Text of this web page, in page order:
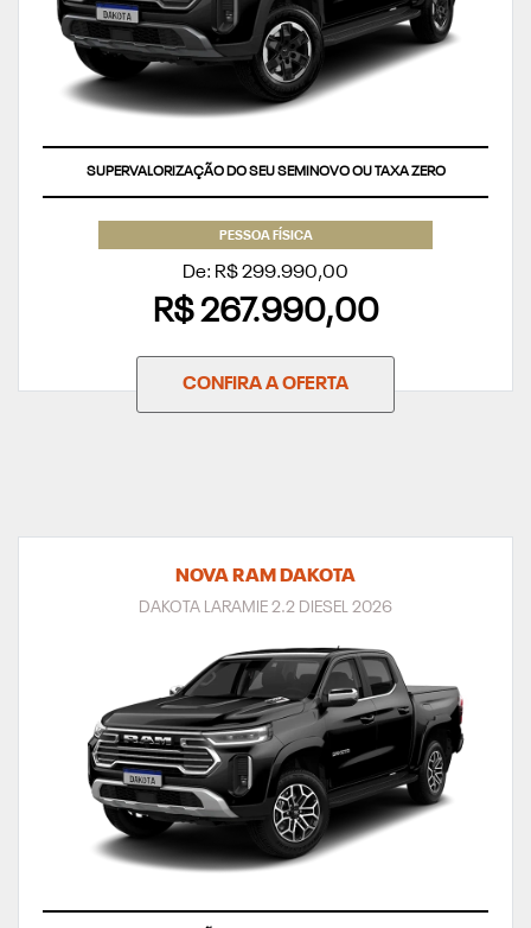
SUPERVALORIZAÇÃO DO SEU SEMINOVO OU TAXA ZERO
PESSOA FÍSICA
De: R$ 299.990,00
R$ 267.990,00
CONFIRA A OFERTA
NOVA RAM DAKOTA
DAKOTA LARAMIE 2.2 DIESEL 2026